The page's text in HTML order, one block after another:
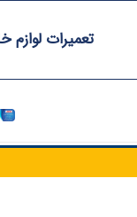
تعمیرات لوازم